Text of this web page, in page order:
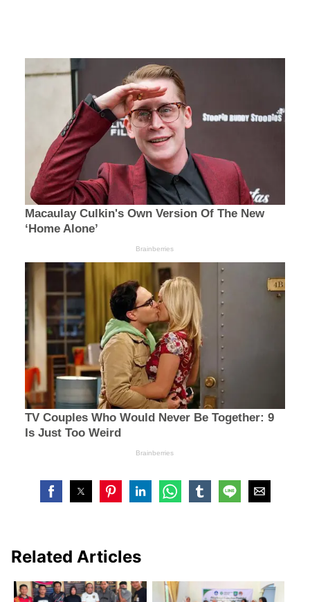
Related Articles